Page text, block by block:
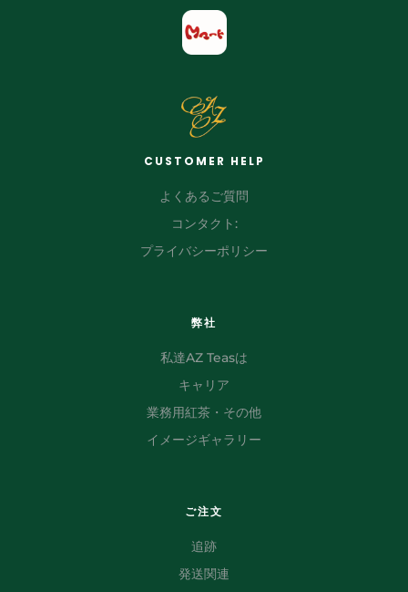
CUSTOMER HELP
よくあるご質問
コンタクト:
プライバシーポリシー
弊社
私達AZ Teasは
キャリア
業務用紅茶・その他
イメージギャラリー
ご注文
追跡
発送関連